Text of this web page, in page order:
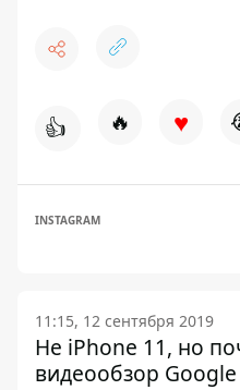
👍 🔥 ♥
INSTAGRAM
11:15, 12 сентября 2019
Не iPhone 11, но
видеообзор Google